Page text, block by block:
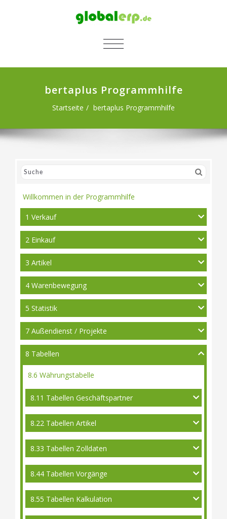
SCHALTE NAVIGATION
bertaplus Programmhilfe
Startseite bertaplus Programmhilfe
Willkommen in der Programmhilfe
1 Verkauf
2 Einkauf
3 Artikel
4 Warenbewegung
5 Statistik
7 Außendienst / Projekte
8 Tabellen
8.6 Währungstabelle
8.11 Tabellen Geschäftspartner
8.22 Tabellen Artikel
8.33 Tabellen Zolldaten
8.44 Tabellen Vorgänge
8.55 Tabellen Kalkulation